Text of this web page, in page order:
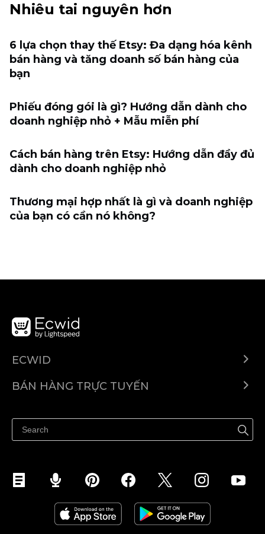
Nhiêu tai nguyên hơn
6 lựa chọn thay thế Etsy: Đa dạng hóa kênh
bán hàng và tăng doanh số bán hàng của
bạn
Phiếu đóng gói là gì? Hướng dẫn dành cho
doanh nghiệp nhỏ + Mẫu miễn phí
Cách bán hàng trên Etsy: Hướng dẫn đầy đủ
dành cho doanh nghiệp nhỏ
Thương mại hợp nhất là gì và doanh nghiệp
của bạn có cần nó không?
ECWID
Trung tâm trợ giúp
BÁN HÀNG TRỰC TUYẾN
Quảng bá ở bất cứ đâu
Kiểm soát mọi thứ